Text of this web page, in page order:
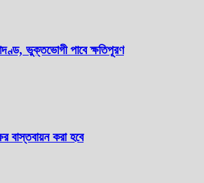
ভুক্তভোগী পাবে ক্ষতিপূরণ
বাস্তবায়ন করা হবে